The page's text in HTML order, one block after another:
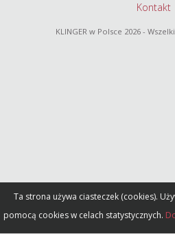
Kontakt
KLINGER w Polsce 2026 -
Ta strona używa ciasteczek (cookies).
pomocą cookies w celach statystycznych.